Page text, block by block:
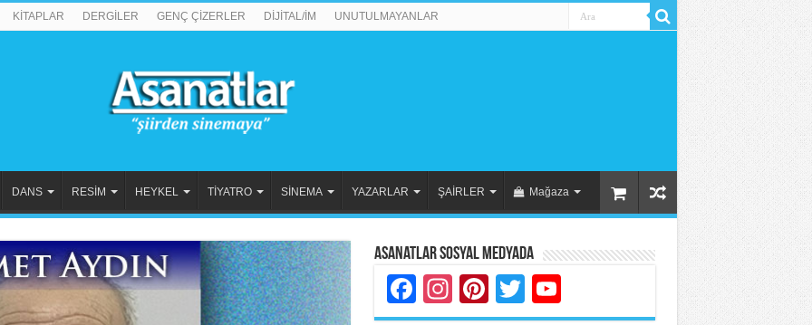
KİTAPLAR DERGİLER GENÇ ÇİZERLER DİJİTAL/İM UNUTULMAYANLAR
DANS RESİM HEYKEL TİYATRO SİNEMA YAZARLAR ŞAİRLER Mağaza
Asanatlar Sosyal Medyada
Facebook
Instagram
Pinterest
Twitter